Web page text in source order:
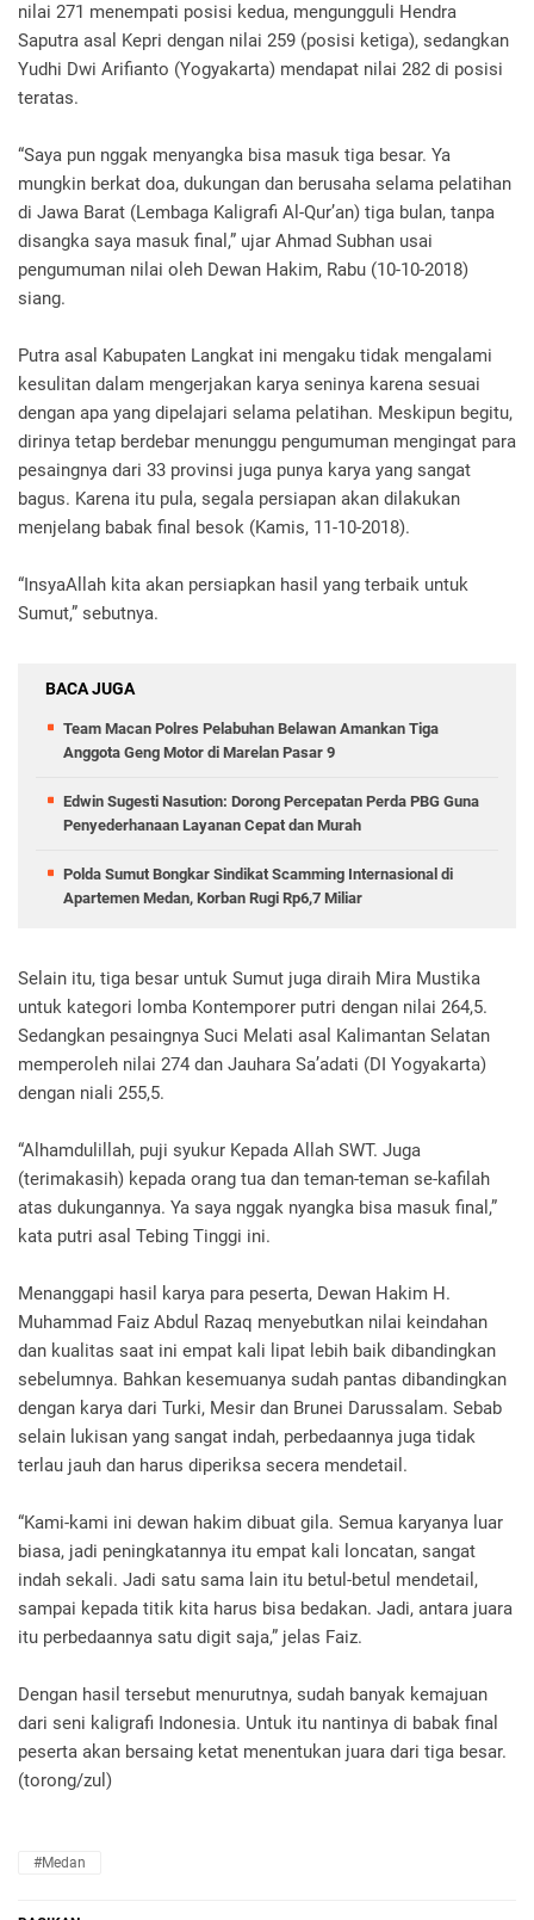
nilai 271 menempati posisi kedua, mengungguli Hendra
Saputra asal Kepri dengan nilai 259 (posisi ketiga), sedangkan
Yudhi Dwi Arifianto (Yogyakarta) mendapat nilai 282 di posisi
teratas.
“Saya pun nggak menyangka bisa masuk tiga besar. Ya
mungkin berkat doa, dukungan dan berusaha selama pelatihan
di Jawa Barat (Lembaga Kaligrafi Al-Qur’an) tiga bulan, tanpa
disangka saya masuk final,” ujar Ahmad Subhan usai
pengumuman nilai oleh Dewan Hakim, Rabu (10-10-2018)
siang.
Putra asal Kabupaten Langkat ini mengaku tidak mengalami
kesulitan dalam mengerjakan karya seninya karena sesuai
dengan apa yang dipelajari selama pelatihan. Meskipun begitu,
dirinya tetap berdebar menunggu pengumuman mengingat para
pesaingnya dari 33 provinsi juga punya karya yang sangat
bagus. Karena itu pula, segala persiapan akan dilakukan
menjelang babak final besok (Kamis, 11-10-2018).
“InsyaAllah kita akan persiapkan hasil yang terbaik untuk
Sumut,” sebutnya.
BACA JUGA
Team Macan Polres Pelabuhan Belawan Amankan Tiga
Anggota Geng Motor di Marelan Pasar 9
Edwin Sugesti Nasution: Dorong Percepatan Perda PBG Guna
Penyederhanaan Layanan Cepat dan Murah
Polda Sumut Bongkar Sindikat Scamming Internasional di
Apartemen Medan, Korban Rugi Rp6,7 Miliar
Selain itu, tiga besar untuk Sumut juga diraih Mira Mustika
untuk kategori lomba Kontemporer putri dengan nilai 264,5.
Sedangkan pesaingnya Suci Melati asal Kalimantan Selatan
memperoleh nilai 274 dan Jauhara Sa’adati (DI Yogyakarta)
dengan niali 255,5.
“Alhamdulillah, puji syukur Kepada Allah SWT. Juga
(terimakasih) kepada orang tua dan teman-teman se-kafilah
atas dukungannya. Ya saya nggak nyangka bisa masuk final,”
kata putri asal Tebing Tinggi ini.
Menanggapi hasil karya para peserta, Dewan Hakim H.
Muhammad Faiz Abdul Razaq menyebutkan nilai keindahan
dan kualitas saat ini empat kali lipat lebih baik dibandingkan
sebelumnya. Bahkan kesemuanya sudah pantas dibandingkan
dengan karya dari Turki, Mesir dan Brunei Darussalam. Sebab
selain lukisan yang sangat indah, perbedaannya juga tidak
terlau jauh dan harus diperiksa secera mendetail.
“Kami-kami ini dewan hakim dibuat gila. Semua karyanya luar
biasa, jadi peningkatannya itu empat kali loncatan, sangat
indah sekali. Jadi satu sama lain itu betul-betul mendetail,
sampai kepada titik kita harus bisa bedakan. Jadi, antara juara
itu perbedaannya satu digit saja,” jelas Faiz.
Dengan hasil tersebut menurutnya, sudah banyak kemajuan
dari seni kaligrafi Indonesia. Untuk itu nantinya di babak final
peserta akan bersaing ketat menentukan juara dari tiga besar.
(torong/zul)
#Medan